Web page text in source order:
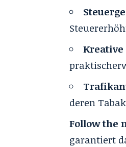
Kreative
deren
Follow the
garantiert